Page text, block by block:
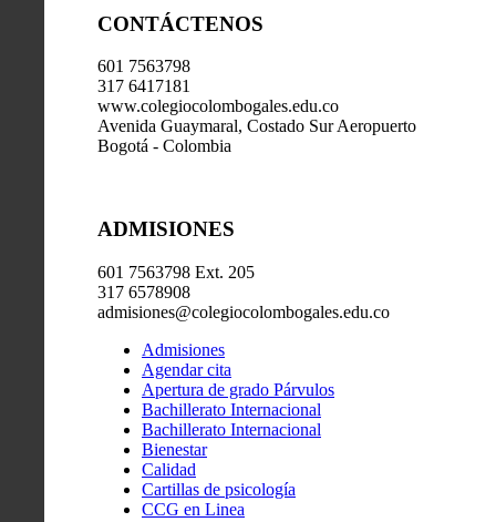
CONTÁCTENOS
601 7563798
317 6417181
www.colegiocolombogales.edu.co
Avenida Guaymaral, Costado Sur Aeropuerto
Bogotá - Colombia
ADMISIONES
601 7563798 Ext. 205
317 6578908
admisiones@colegiocolombogales.edu.co
Admisiones
Agendar cita
Apertura de grado Párvulos
Bachillerato Internacional
Bachillerato Internacional
Bienestar
Calidad
Cartillas de psicología
CCG en Linea